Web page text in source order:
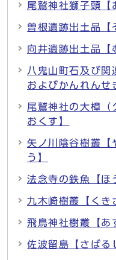
尾鷲神社獅子頭【
曽根遺跡出土品【
向井遺跡出土品【
八鬼山町石及び関
およびかんれんせ
尾鷲神社の大樟（
おくす】
矢ノ川陰谷樹叢【
う】
法念寺の鉄魚【ほ
九木崎樹叢【くき
飛鳥神社樹叢【あ
佐波留島【さばる